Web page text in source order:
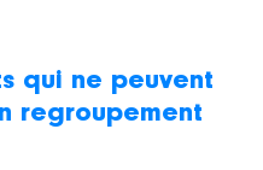
qui ne peuvent
regroupement